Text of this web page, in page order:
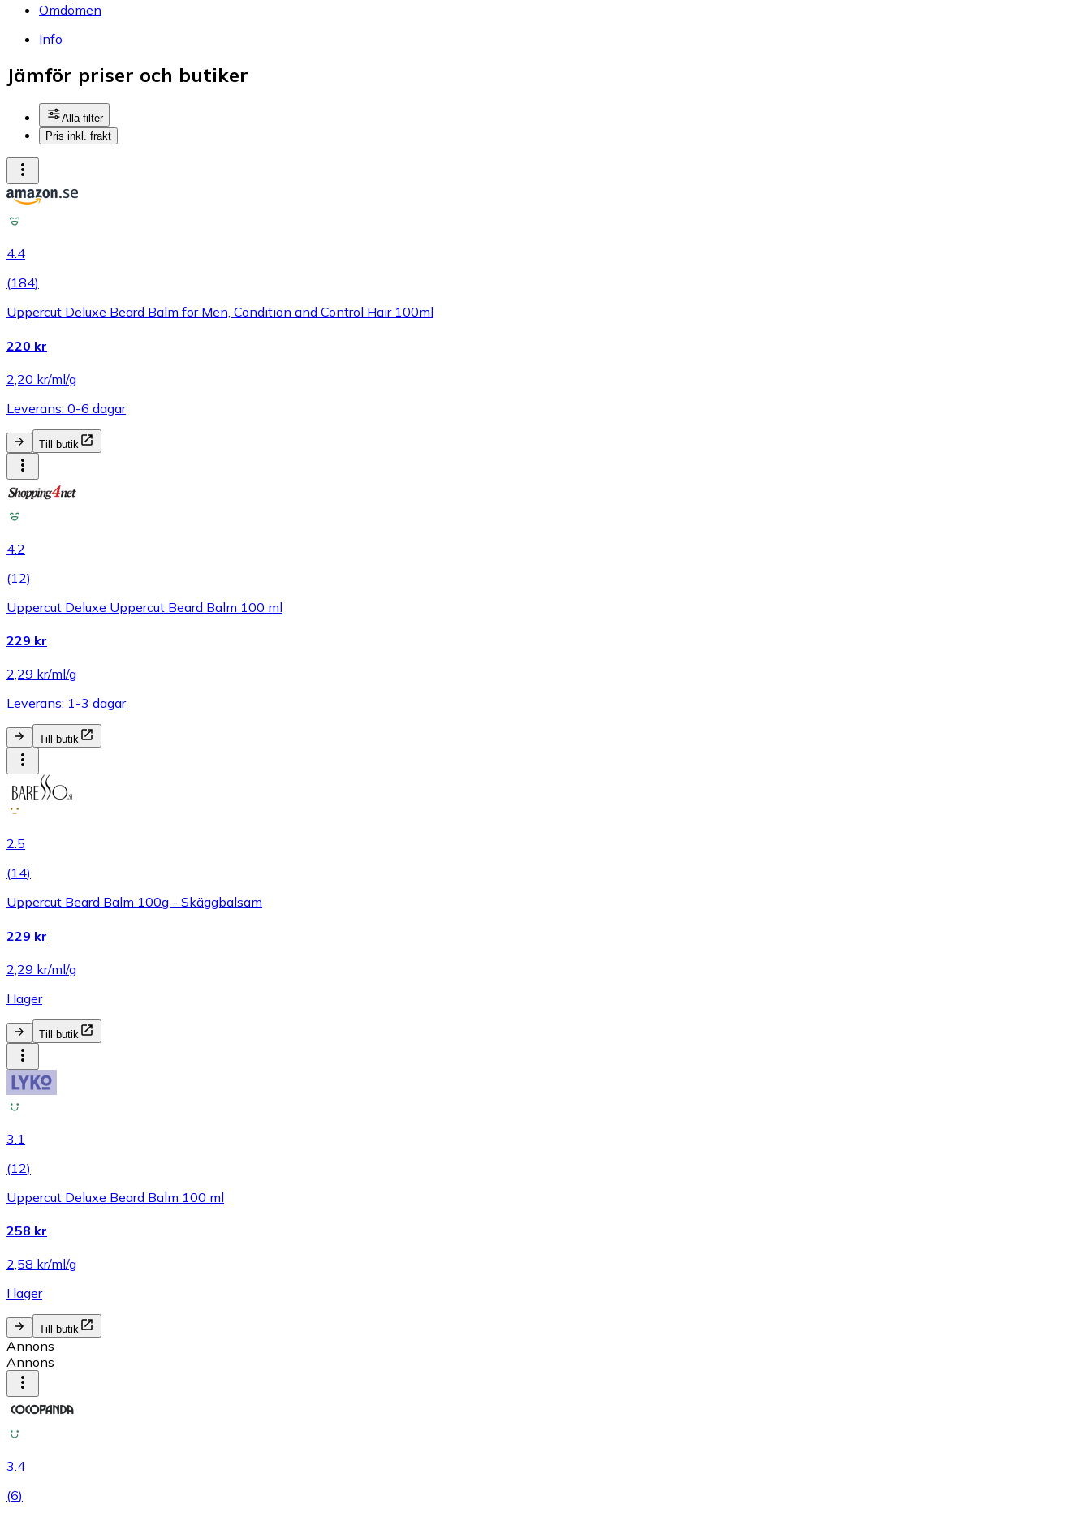
Omdömen
Info
Jämför priser och butiker
Alla filter
Pris inkl. frakt
4.4
(184)
Uppercut Deluxe Beard Balm for Men, Condition and Control Hair 100ml
220 kr
2,20 kr/ml/g
Leverans: 0-6 dagar
Till butik
4.2
(12)
Uppercut Deluxe Uppercut Beard Balm 100 ml
229 kr
2,29 kr/ml/g
Leverans: 1-3 dagar
Till butik
2.5
(14)
Uppercut Beard Balm 100g - Skäggbalsam
229 kr
2,29 kr/ml/g
I lager
Till butik
3.1
(12)
Uppercut Deluxe Beard Balm 100 ml
258 kr
2,58 kr/ml/g
I lager
Till butik
Annons
Annons
3.4
(6)